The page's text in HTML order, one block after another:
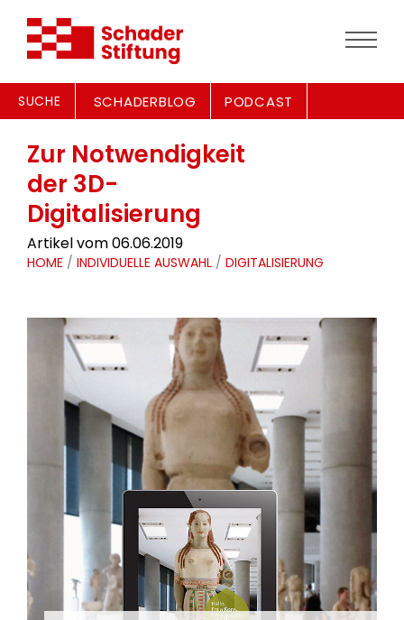
SUCHE SCHADERBLOG PODCAST
Zur Notwendigkeit
der 3D-
Digitalisierung
Artikel vom 06.06.2019
HOME / INDIVIDUELLE AUSWAHL / DIGITALISIERUNG